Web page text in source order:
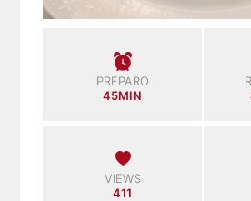
PREPARO
45MIN
VIEWS
411